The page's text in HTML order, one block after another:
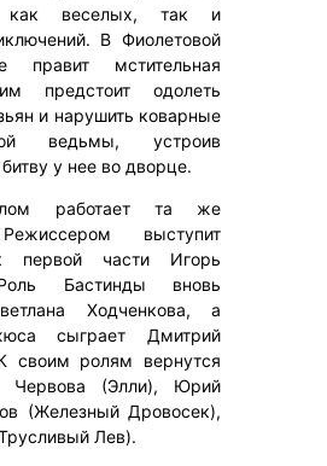
как веселых, так и
В Фиолетовой
правит мстительная
предстоит одолеть
и нарушить коварные
ведьмы, устроив
у нее во дворце.
работает та же
выступит
первой части Игорь
Бастинды вновь
Ходченкова, а
сыграет Дмитрий
своим ролям вернутся
Червова (Элли), Юрий
(Железный Дровосек),
Лев).